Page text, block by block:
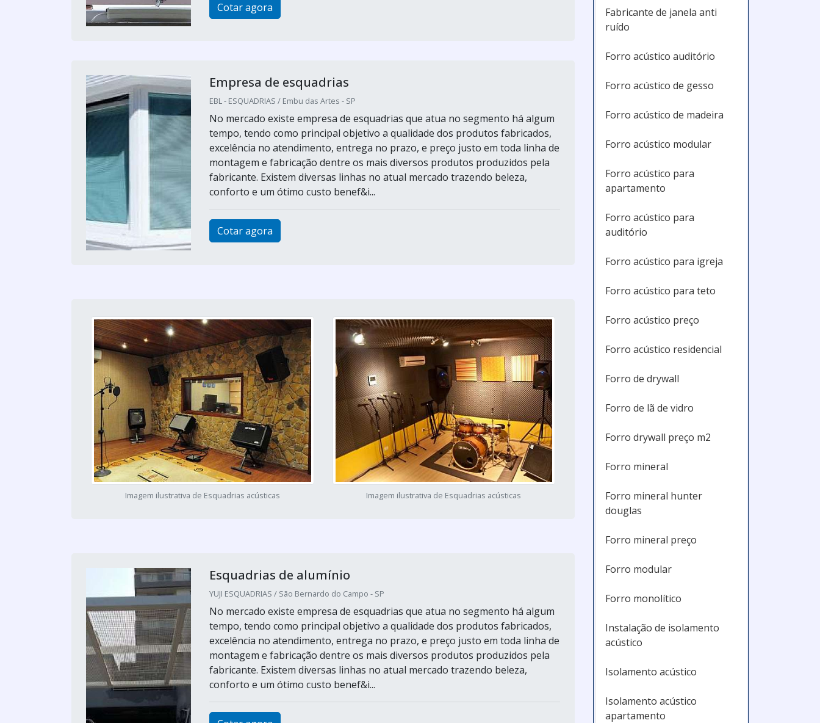
Cotar agora
Empresa de esquadrias
EBL - ESQUADRIAS / Embu das Artes - SP
No mercado existe empresa de esquadrias que atua no segmento há algum
tempo, tendo como principal objetivo a qualidade dos produtos fabricados,
excelência no atendimento, entrega no prazo, e preço justo em toda linha de
montagem e fabricação dentre os mais diversos produtos produzidos pela
fabricante. Existem diversas linhas no atual mercado trazendo beleza,
conforto e um ótimo custo benef&i...
Cotar agora
Imagem ilustrativa de Esquadrias acústicas Imagem ilustrativa de Esquadrias acústicas
Esquadrias de alumínio
YUJI ESQUADRIAS / São Bernardo do Campo - SP
No mercado existe empresa de esquadrias que atua no segmento há algum
tempo, tendo como principal objetivo a qualidade dos produtos fabricados,
excelência no atendimento, entrega no prazo, e preço justo em toda linha de
montagem e fabricação dentre os mais diversos produtos produzidos pela
fabricante. Existem diversas linhas no atual mercado trazendo beleza,
conforto e um ótimo custo benef&i...
Fabricante de janela anti
ruído
Forro acústico auditório
Forro acústico de gesso
Forro acústico de madeira
Forro acústico modular
Forro acústico para
apartamento
Forro acústico para
auditório
Forro acústico para igreja
Forro acústico para teto
Forro acústico preço
Forro acústico residencial
Forro de drywall
Forro de lã de vidro
Forro drywall preço m2
Forro mineral
Forro mineral hunter
douglas
Forro mineral preço
Forro modular
Forro monolítico
Instalação de isolamento
acústico
Isolamento acústico
Isolamento acústico
apartamento